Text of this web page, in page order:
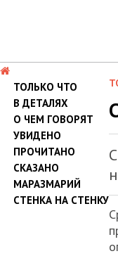
ТОЛЬКО ЧТО
В ДЕТАЛЯХ
О ЧЕМ ГОВОРЯТ
УВИДЕНО
ПРОЧИТАНО
СКАЗАНО
МАРАЗМАРИЙ
СТЕНКА НА СТЕНКУ